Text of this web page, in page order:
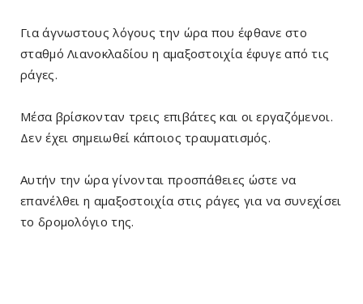
Για άγνωστους λόγους την ώρα που έφθανε στο
σταθμό Λιανοκλαδίου η αμαξοστοιχία έφυγε από τις
ράγες.
Μέσα βρίσκονταν τρεις επιβάτες και οι εργαζόμενοι.
Δεν έχει σημειωθεί κάποιος τραυματισμός.
Αυτήν την ώρα γίνονται προσπάθειες ώστε να
επανέλθει η αμαξοστοιχία στις ράγες για να συνεχίσει
το δρομολόγιο της.